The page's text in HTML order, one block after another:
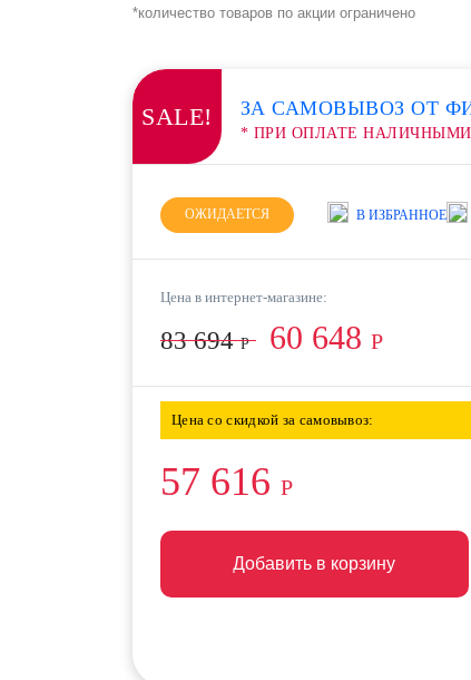
*количество товаров по акции ограничено
SALE! ЗА САМОВЫВОЗ ОТ
* ПРИ ОПЛАТЕ НАЛИЧНЫМИ
ОЖИДАЕТСЯ В ИЗБРАННОЕ
Цена в интернет-магазине:
83 694Р 60 648 Р
Цена со скидкой за самовывоз:
57 616 Р
Добавить в корзину
Добавить в корзину
Добавить в корзину